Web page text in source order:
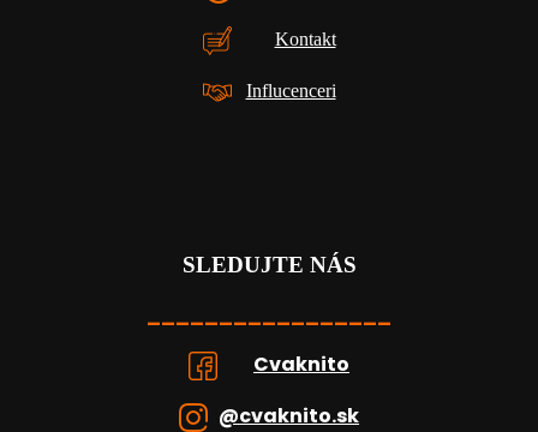
Kontakt
Influcenceri
SLEDUJTE NÁS
_________________
Cvaknito
@cvaknito.sk